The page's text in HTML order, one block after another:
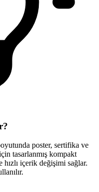
poster, sertifika ve
tasarlanmış kompakt
hızlı içerik değişimi sağlar.